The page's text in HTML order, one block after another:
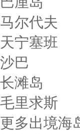
马尔代夫
天宁塞班
沙巴
长滩岛
毛里求斯
更多出境海